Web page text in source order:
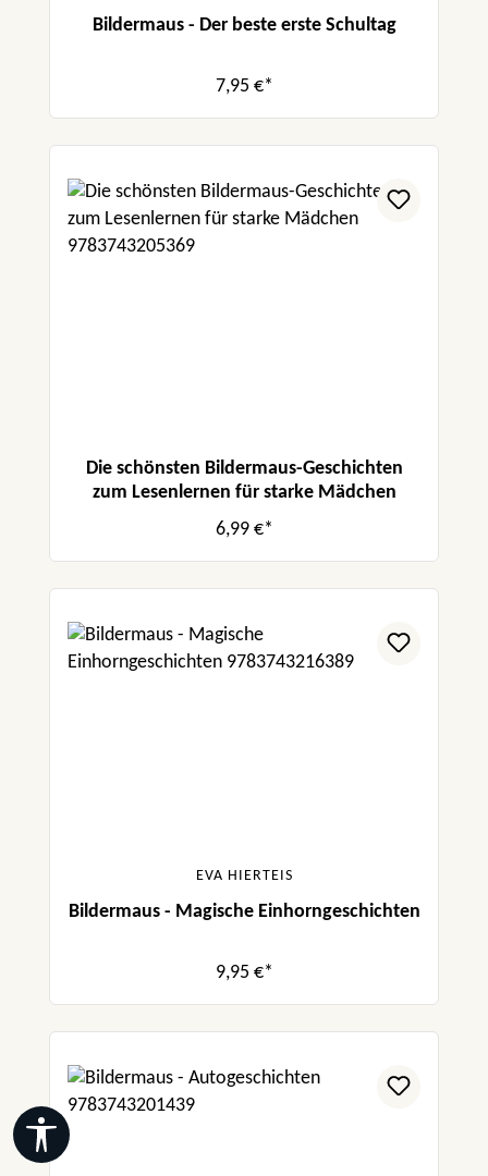
Bildermaus - Der beste erste Schultag
7,95 €*
Die schönsten Bildermaus-Geschichten
zum Lesenlernen für starke Mädchen
6,99 €*
EVA HIERTEIS
Bildermaus - Magische Einhorngeschichten
9,95 €*
Werkzeugleiste anzeigen